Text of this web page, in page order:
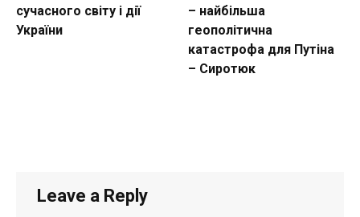
сучасного світу і дії
України
– найбільша
геополітична
катастрофа для Путіна
– Сиротюк
Leave a Reply